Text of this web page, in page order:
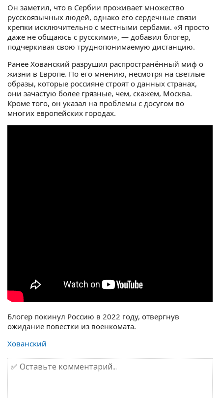
Он заметил, что в Сербии проживает множество
русскоязычных людей, однако его сердечные связи
крепки исключительно с местными сербами. «Я просто
даже не общаюсь с русскими», — добавил блогер,
подчеркивая свою труднопонимаемую дистанцию.
Ранее Хованский разрушил распространённый миф о
жизни в Европе. По его мнению, несмотря на светлые
образы, которые россияне строят о данных странах,
они зачастую более грязные, чем, скажем, Москва.
Кроме того, он указал на проблемы с досугом во
многих европейских городах.
Блогер покинул Россию в 2022 году, отвергнув
ожидание повестки из военкомата.
Хованский